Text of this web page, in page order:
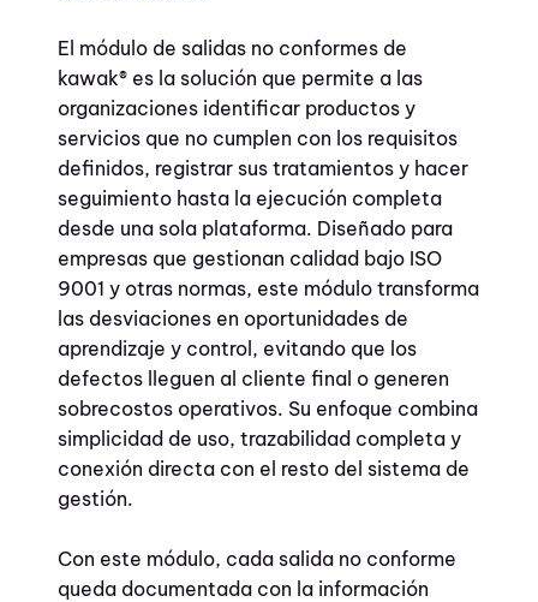
El módulo de salidas no conformes de
kawak® es la solución que permite a las
organizaciones identificar productos y
servicios que no cumplen con los requisitos
definidos, registrar sus tratamientos y hacer
seguimiento hasta la ejecución completa
desde una sola plataforma. Diseñado para
empresas que gestionan calidad bajo ISO
9001 y otras normas, este módulo transforma
las desviaciones en oportunidades de
aprendizaje y control, evitando que los
defectos lleguen al cliente final o generen
sobrecostos operativos. Su enfoque combina
simplicidad de uso, trazabilidad completa y
conexión directa con el resto del sistema de
gestión.
Con este módulo, cada salida no conforme
queda documentada con la información